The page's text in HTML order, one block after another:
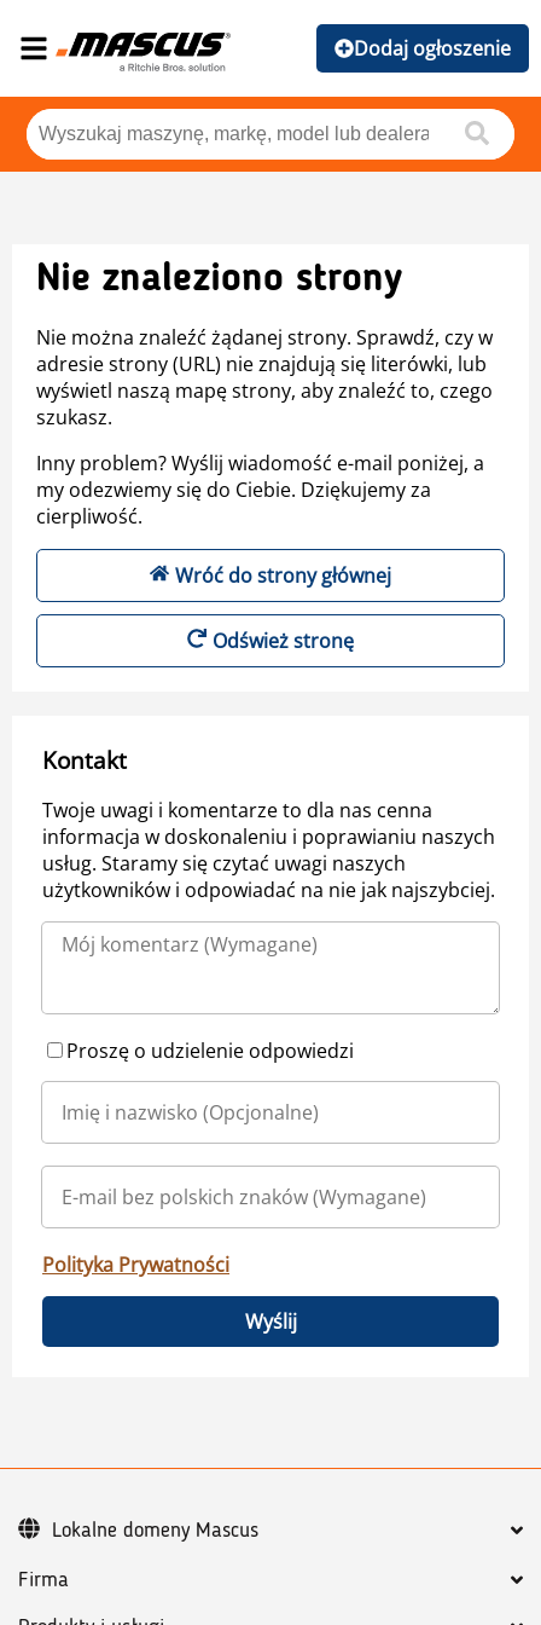
Dodaj ogłoszenie
Nie znaleziono strony
Nie można znaleźć żądanej strony. Sprawdź, czy w
adresie strony (URL) nie znajdują się literówki, lub
wyświetl naszą mapę strony, aby znaleźć to, czego
szukasz.
Inny problem? Wyślij wiadomość e-mail poniżej, a
my odezwiemy się do Ciebie. Dziękujemy za
cierpliwość.
Wróć do strony głównej
Odśwież stronę
Kontakt
Twoje uwagi i komentarze to dla nas cenna
informacja w doskonaleniu i poprawianiu naszych
usług. Staramy się czytać uwagi naszych
użytkowników i odpowiadać na nie jak najszybciej.
Proszę o udzielenie odpowiedzi
Polityka Prywatności
Wyślij
Firma
Lokalne domeny Mascus